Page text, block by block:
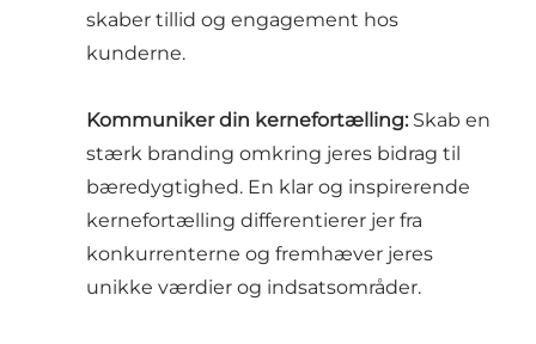
skaber tillid og engagement hos
kunderne.
Kommuniker din kernefortælling: Skab en
stærk branding omkring jeres bidrag til
bæredygtighed. En klar og inspirerende
kernefortælling differentierer jer fra
konkurrenterne og fremhæver jeres
unikke værdier og indsatsområder.